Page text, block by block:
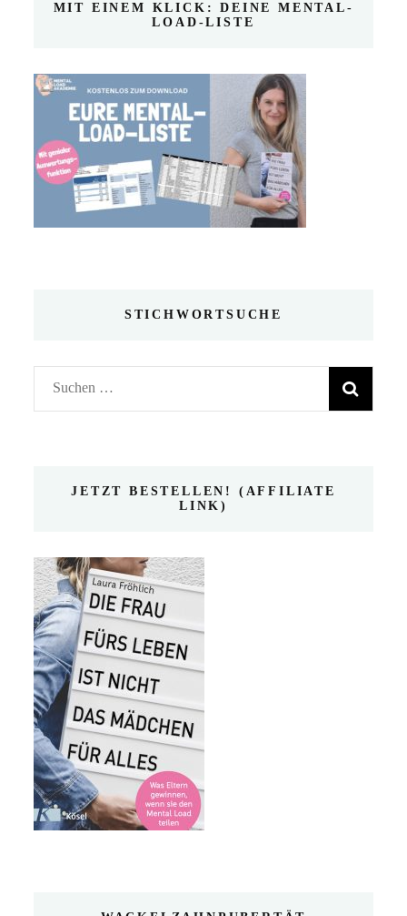
MIT EINEM KLICK: DEINE MENTAL-
LOAD-LISTE
STICHWORTSUCHE
Suchen
nach:
JETZT BESTELLEN! (AFFILIATE
LINK)